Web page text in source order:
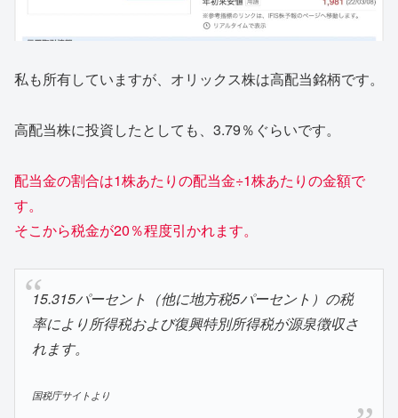
私も所有していますが、オリックス株は高配当銘柄です。
高配当株に投資したとしても、3.79％ぐらいです。
配当金の割合は1株あたりの配当金÷1株あたりの金額で
す。
そこから税金が20％程度引かれます。
15.315パーセント（他に地方税5パーセント）の税
率により所得税および復興特別所得税が源泉徴収さ
れます。
国税庁サイトより